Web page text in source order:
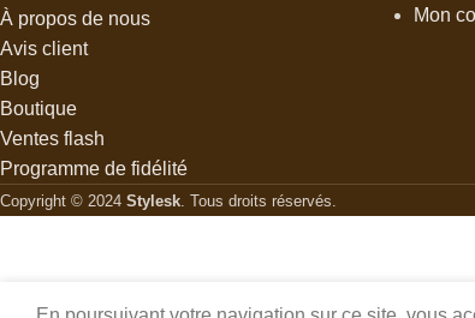
À propos de nous
Avis client
Blog
Boutique
Ventes flash
Programme de fidélité
Mon
Copyright © 2024 Stylesk . Tous droits réservés.